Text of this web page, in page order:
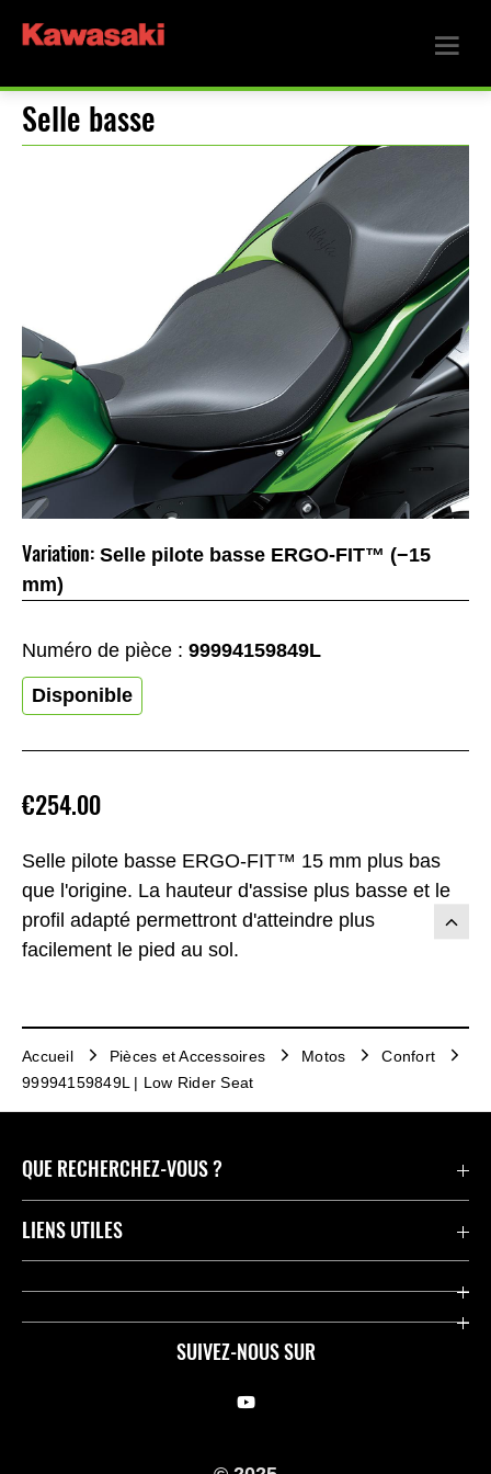
Selle basse
Selle pilote basse ERGO-FIT™ 15 mm plus bas
que l'origine. La hauteur d'assise plus basse et le
profil adapté permettront d'atteindre plus
facilement le pied au sol.
€254.00
Variation: Selle pilote basse ERGO-FIT™ (−15
mm)
Numéro de pièce : 99994159849L
Disponible
Accueil Pièces et Accessoires Motos
Confort
99994159849L | Low Rider Seat
SUIVEZ-NOUS SUR
QUE RECHERCHEZ-VOUS ?
Motos
Compétition
LIENS UTILES
Press